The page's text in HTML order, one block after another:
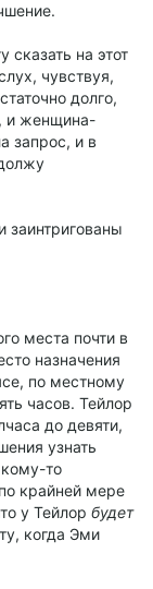
на этот
чувствуя,
долго,
и женщина-
запрос, и в
заинтригованы
места почти в
назначения
по местному
часов. Тейлор
до девяти,
узнать
то
крайней мере
у Тейлор будет
когда Эми